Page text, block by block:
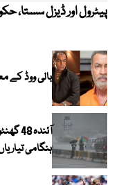
پیٹرول اور ڈیزل سستا،
بالی ووڈ کے
ہنگامی